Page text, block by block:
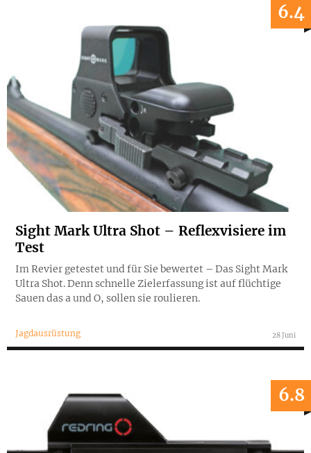
6.4
Sight Mark Ultra Shot – Reflexvisiere im
Test
Im Revier getestet und für Sie bewertet – Das Sight Mark
Ultra Shot. Denn schnelle Zielerfassung ist auf flüchtige
Sauen das a und O, sollen sie roulieren.
Jagdausrüstung 28 Juni
6.8